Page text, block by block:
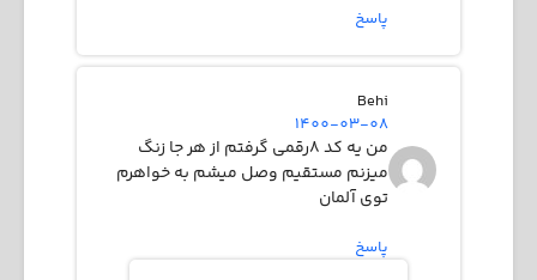
پاسخ
Behi
1400-03-08
من یه کد ۸رقمی گرفتم از هر جا زنگ
میزنم مستقیم وصل میشم به خواهرم
توی آلمان
پاسخ